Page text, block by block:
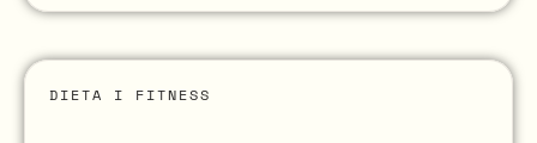
DIETA I FITNESS